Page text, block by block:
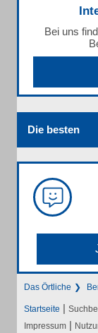
Bei uns
Die besten
Das Örtliche
Startseite |
Impressum |